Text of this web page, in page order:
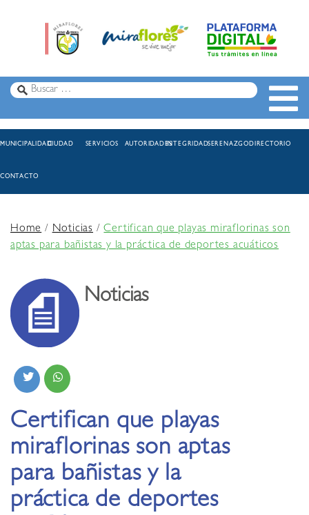
MUNICIPALIDADCIUDAD SERVICIOS AUTORIDADESINTEGRIDADSERENAZGODIRECTORIO
CONTACTO
Home/Noticias /Certifican que playas miraflorinas son
aptas para bañistas y la práctica de deportes acuáticos
Noticias
Certifican que playas
miraflorinas son aptas
para bañistas y la
práctica de deportes